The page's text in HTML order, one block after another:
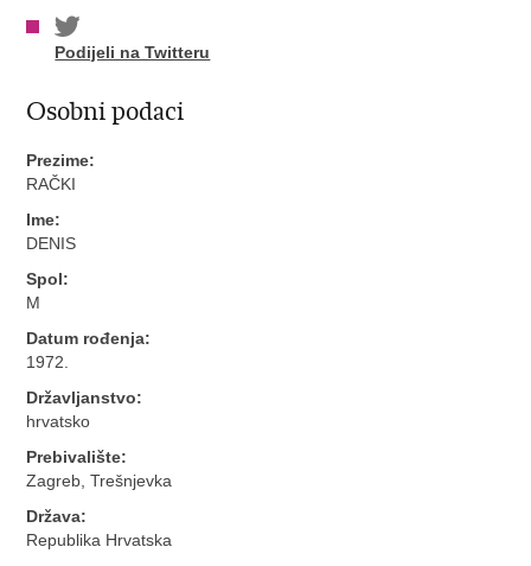
Podijeli na Twitteru
Osobni podaci
Prezime:
RAČKI
Ime:
DENIS
Spol:
M
Datum rođenja:
1972.
Državljanstvo:
hrvatsko
Prebivalište:
Zagreb, Trešnjevka
Država:
Republika Hrvatska